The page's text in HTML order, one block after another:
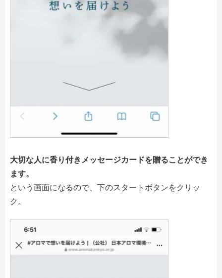
大切な人に香り付きメッセージカードを贈ることができ
ます。
という画面になるので、下のスタートボタンをクリッ
ク。